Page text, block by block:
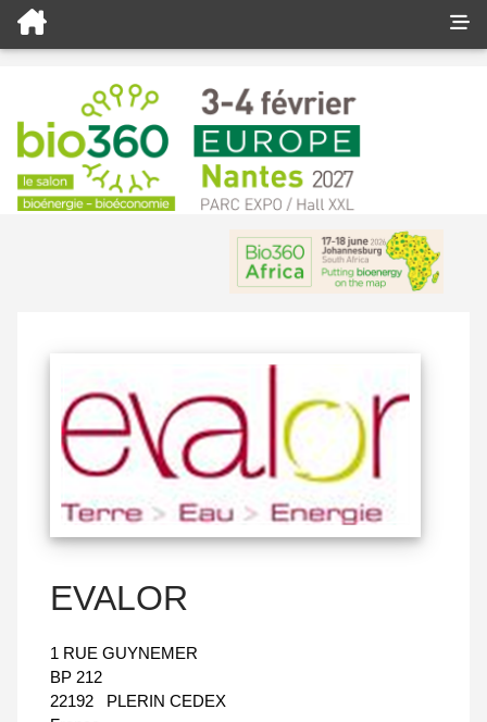
EVALOR
1 RUE GUYNEMER
BP 212
22192
PLERIN CEDEX